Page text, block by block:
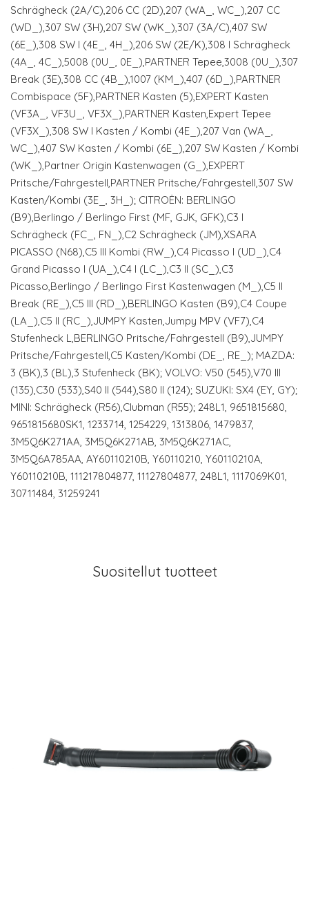
Schrägheck (2A/C),206 CC (2D),207 (WA_, WC_),207 CC
(WD_),307 SW (3H),207 SW (WK_),307 (3A/C),407 SW
(6E_),308 SW I (4E_, 4H_),206 SW (2E/K),308 I Schrägheck
(4A_, 4C_),5008 (0U_, 0E_),PARTNER Tepee,3008 (0U_),307
Break (3E),308 CC (4B_),1007 (KM_),407 (6D_),PARTNER
Combispace (5F),PARTNER Kasten (5),EXPERT Kasten
(VF3A_, VF3U_, VF3X_),PARTNER Kasten,Expert Tepee
(VF3X_),308 SW I Kasten / Kombi (4E_),207 Van (WA_,
WC_),407 SW Kasten / Kombi (6E_),207 SW Kasten / Kombi
(WK_),Partner Origin Kastenwagen (G_),EXPERT
Pritsche/Fahrgestell,PARTNER Pritsche/Fahrgestell,307 SW
Kasten/Kombi (3E_, 3H_); CITROËN: BERLINGO
(B9),Berlingo / Berlingo First (MF, GJK, GFK),C3 I
Schrägheck (FC_, FN_),C2 Schrägheck (JM),XSARA
PICASSO (N68),C5 III Kombi (RW_),C4 Picasso I (UD_),C4
Grand Picasso I (UA_),C4 I (LC_),C3 II (SC_),C3
Picasso,Berlingo / Berlingo First Kastenwagen (M_),C5 II
Break (RE_),C5 III (RD_),BERLINGO Kasten (B9),C4 Coupe
(LA_),C5 II (RC_),JUMPY Kasten,Jumpy MPV (VF7),C4
Stufenheck L,BERLINGO Pritsche/Fahrgestell (B9),JUMPY
Pritsche/Fahrgestell,C5 Kasten/Kombi (DE_, RE_); MAZDA:
3 (BK),3 (BL),3 Stufenheck (BK); VOLVO: V50 (545),V70 III
(135),C30 (533),S40 II (544),S80 II (124); SUZUKI: SX4 (EY, GY);
MINI: Schrägheck (R56),Clubman (R55); 248L1, 9651815680,
9651815680SK1, 1233714, 1254229, 1313806, 1479837,
3M5Q6K271AA, 3M5Q6K271AB, 3M5Q6K271AC,
3M5Q6A785AA, AY60110210B, Y60110210, Y60110210A,
Y60110210B, 111217804877, 11127804877, 248L1, 1117069K01,
30711484, 31259241
Suositellut tuotteet